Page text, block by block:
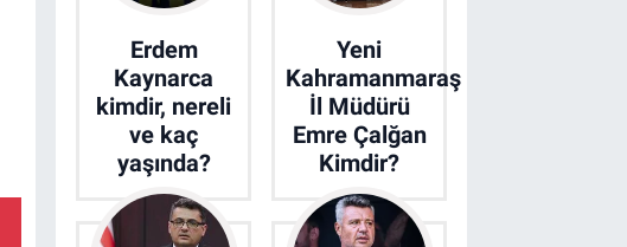
Erdem
Kaynarca
kimdir, nereli
ve kaç
yaşında?
Yeni
Kahramanmaraş
İl Müdürü
Emre Çalğan
Kimdir?